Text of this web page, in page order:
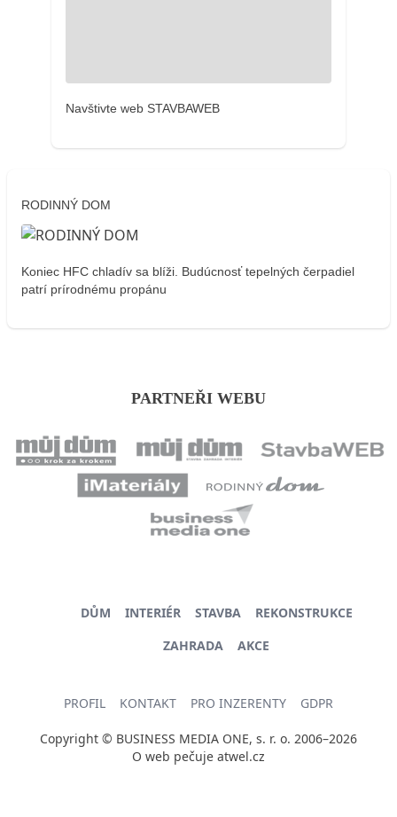
Navštivte web STAVBAWEB
RODINNÝ DOM
Koniec HFC chladív sa blíži. Budúcnosť tepelných čerpadiel
patrí prírodnému propánu
PARTNEŘI WEBU
DŮM INTERIÉR STAVBA
REKONSTRUKCE
ZAHRADA
AKCE
PROFIL KONTAKT PRO INZERENTY GDPR
Copyright © BUSINESS MEDIA ONE, s. r. o. 2006–2026